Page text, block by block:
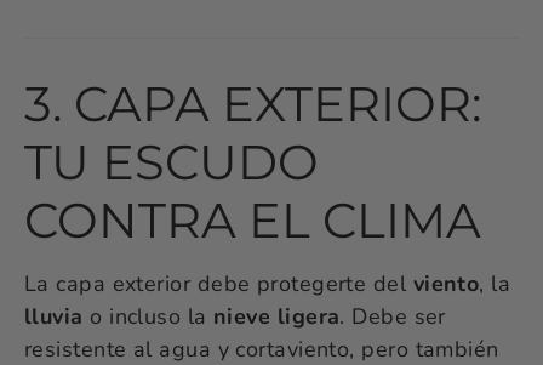
3. CAPA EXTERIOR:
TU ESCUDO
CONTRA EL CLIMA
La capa exterior debe protegerte del viento, la
lluvia o incluso la nieve ligera. Debe ser
resistente al agua y cortaviento, pero también